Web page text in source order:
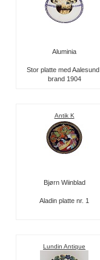
Aluminia
Stor platte med Aalesund
brand 1904
Antik K
Bjørn Wiinblad
Aladin platte nr. 1
Lundin Antique